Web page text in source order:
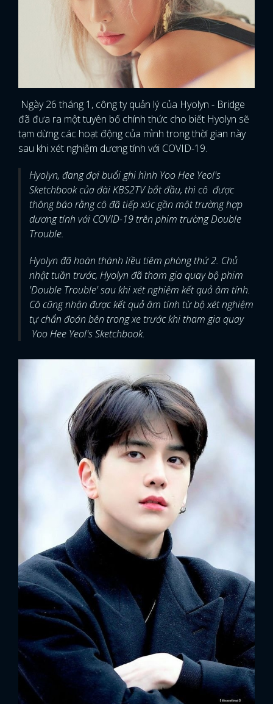
x
ĐĂNG NHẬP
Ngày 26 tháng 1, công ty quản lý của Hyolyn - Bridge
đã đưa ra một tuyên bố chính thức cho biết Hyolyn sẽ
tạm dừng các hoạt động của mình trong thời gian này
sau khi xét nghiệm dương tính với COVID-19.
Hyolyn, đang đợi buổi ghi hình Yoo Hee Yeol's
Sketchbook của đài KBS2TV bắt đầu, thì cô được
thông báo rằng cô đã tiếp xúc gần một trường hợp
dương tính với COVID-19 trên phim trường Double
Trouble.
Hyolyn đã hoàn thành liều tiêm phòng thứ 2. Chủ
nhật tuần trước, Hyolyn đã tham gia quay bộ phim
'Double Trouble' sau khi xét nghiệm kết quả âm tính.
Cô cũng nhận được kết quả âm tính từ bộ xét nghiệm
tự chẩn đoán bên trong xe trước khi tham gia quay
Yoo Hee Yeol's Sketchbook.